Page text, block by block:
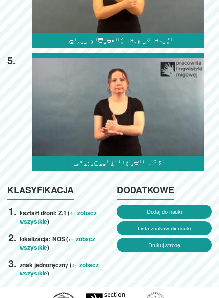

5.

KLASYFIKACJA
kształt dłoni: Z.1 (← zobacz
wszystkie)
lokalizacja: NOS (← zobacz
wszystkie)
znak jednoręczny (← zobacz
wszystkie)
DODATKOWE
Dodaj do nauki
Lista znaków do nauki
Drukuj stronę